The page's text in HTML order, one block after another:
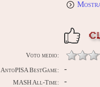
Voto medio:
AntoPISA BestGame: -
MASH All-Time: -